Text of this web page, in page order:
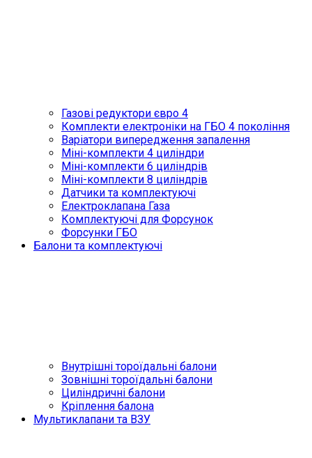
Газові редуктори євро 4
Комплекти електроніки на ГБО 4 покоління
Варіатори випередження запалення
Міні-комплекти 4 циліндри
Міні-комплекти 6 циліндрів
Міні-комплекти 8 циліндрів
Датчики та комплектуючі
Електроклапана Газа
Комплектуючі для Форсунок
Форсунки ГБО
Балони та комплектуючі
Внутрішні тороїдальні балони
Зовнішні тороїдальні балони
Циліндричні балони
Кріплення балона
Мультиклапани та ВЗУ